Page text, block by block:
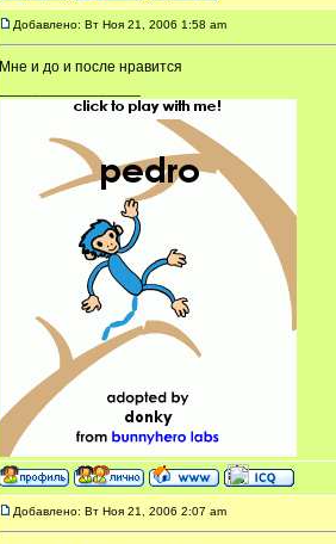
Добавлено: Вт Ноя 21, 2006 1:58 am
Мне и до и после нравится
Добавлено: Вт Ноя 21, 2006 2:07 am